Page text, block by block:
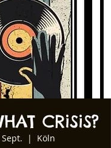
CRiSiS?
Sept.
  |
Köln